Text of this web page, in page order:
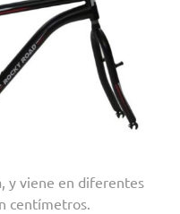
y viene en diferentes
centímetros.